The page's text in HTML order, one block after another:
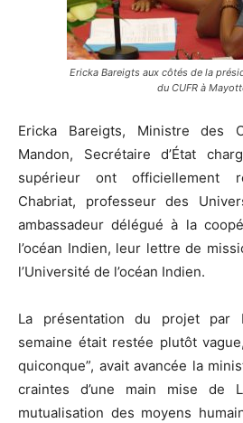
Ericka Bareigts aux côtés de la
du CUFR à
Ericka Bareigts, Ministre des
Mandon, Secrétaire d’État
supérieur ont officiellement
Chabriat, professeur des
ambassadeur délégué à la
l’océan Indien, leur lettre de
l’Université de l’océan Indien.
La présentation du projet par
semaine était restée plutôt
quiconque”, avait avancée la
craintes d’une main mise de
mutualisation des moyens